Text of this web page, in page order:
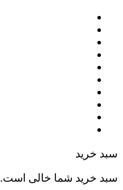
سبد خرید
سبد خرید شما خالی است.